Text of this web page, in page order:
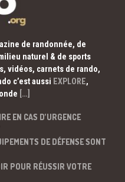
de randonnée, de
naturel & de sports
vidéos, carnets de rando,
c’est aussi EXPLORE,
[…]
EN CAS D’URGENCE
DE DÉFENSE SONT
POUR RÉUSSIR VOTRE